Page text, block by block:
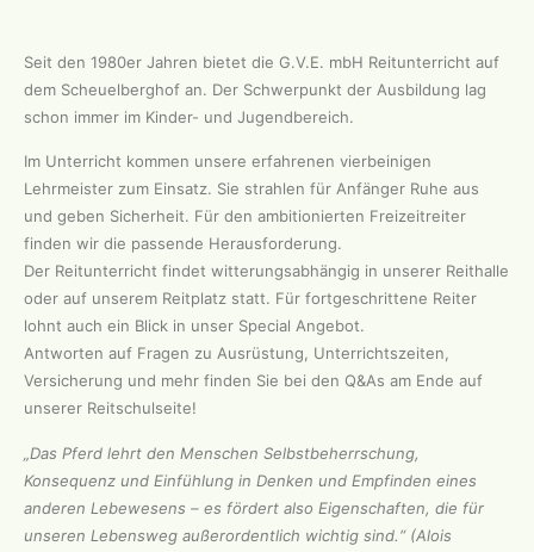
Seit den 1980er Jahren bietet die G.V.E. mbH Reitunterricht auf
dem Scheuelberghof an. Der Schwerpunkt der Ausbildung lag
schon immer im Kinder- und Jugendbereich.
Im Unterricht kommen unsere erfahrenen vierbeinigen
Lehrmeister zum Einsatz. Sie strahlen für Anfänger Ruhe aus
und geben Sicherheit. Für den ambitionierten Freizeitreiter
finden wir die passende Herausforderung.
Der Reitunterricht findet witterungsabhängig in unserer Reithalle
oder auf unserem Reitplatz statt. Für fortgeschrittene Reiter
lohnt auch ein Blick in unser Special Angebot.
Antworten auf Fragen zu Ausrüstung, Unterrichtszeiten,
Versicherung und mehr finden Sie bei den Q&As am Ende auf
unserer Reitschulseite!
„Das Pferd lehrt den Menschen Selbstbeherrschung,
Konsequenz und Einfühlung in Denken und Empfinden eines
anderen Lebewesens – es fördert also Eigenschaften, die für
unseren Lebensweg außerordentlich wichtig sind.“ (Alois